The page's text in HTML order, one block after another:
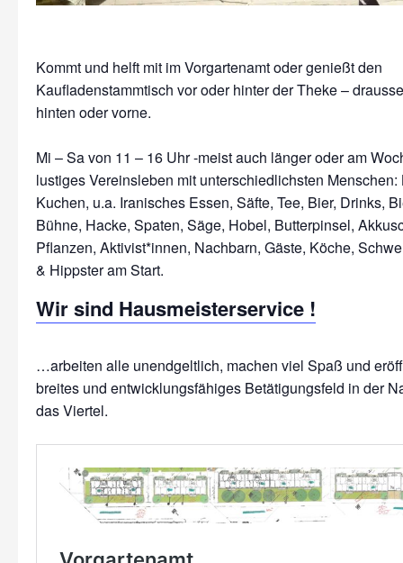
Kommt und helft mit im Vorgartenamt oder genießt den
Kaufladenstammtisch vor oder hinter der Theke –
hinten oder vorne.
Mi – Sa von 11 – 16 Uhr -meist auch länger oder am
lustiges Vereinsleben mit unterschiedlichsten Menschen:
Kuchen, u.a. Iranisches Essen, Säfte, Tee, Bier, Drinks,
Bühne, Hacke, Spaten, Säge, Hobel, Butterpinsel,
Pflanzen, Aktivist*innen, Nachbarn, Gäste, Köche,
Wir sind Hausmeisterservice !
…arbeiten alle unendgeltlich, machen viel Spaß und
breites und entwicklungsfähiges Betätigungsfeld in der
das Viertel.